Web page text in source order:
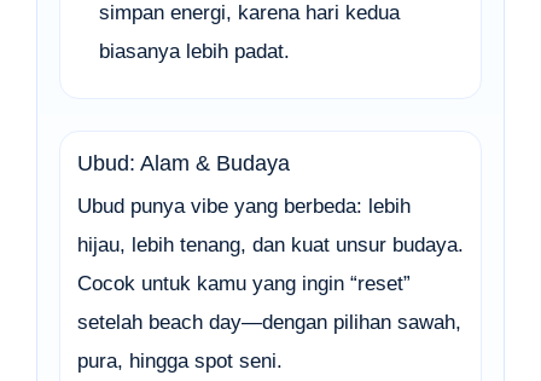
simpan energi, karena hari kedua
biasanya lebih padat.
Ubud: Alam & Budaya
Ubud punya vibe yang berbeda: lebih
hijau, lebih tenang, dan kuat unsur budaya.
Cocok untuk kamu yang ingin “reset”
setelah beach day—dengan pilihan sawah,
pura, hingga spot seni.